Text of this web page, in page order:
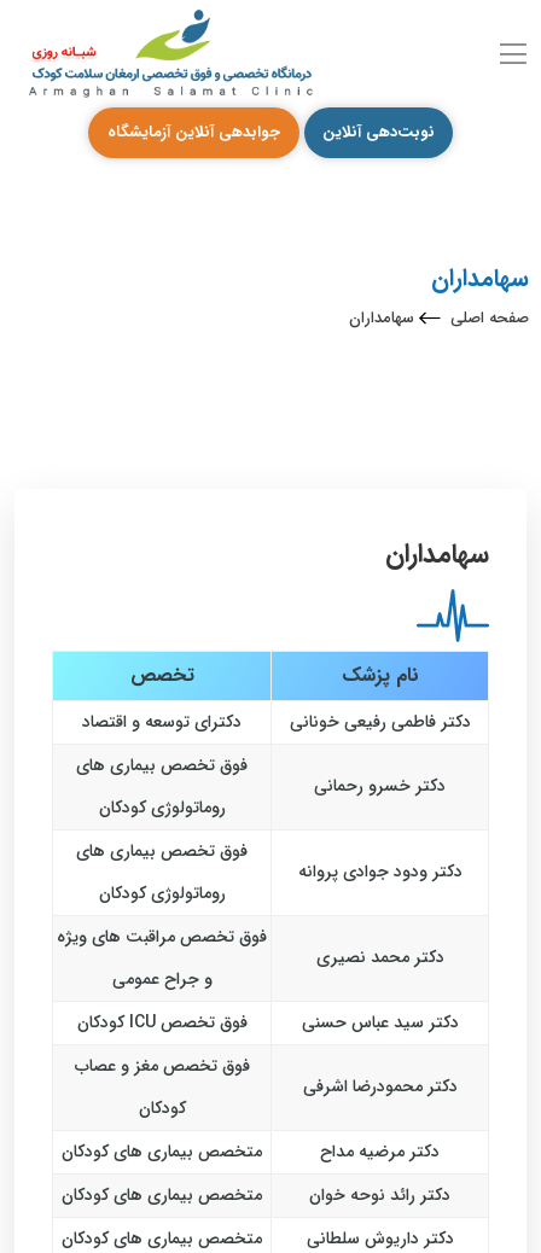
نوبت‌دهی آنلاین جوابدهی آنلاین آزمایشگاه
سهامداران
صفحه اصلی سهامداران
سهامداران
نام پزشک تخصص
دکتر فاطمی رفیعی خونانی دکترای توسعه و اقتصاد
دکتر خسرو رحمانی
فوق تخصص بیماری های
روماتولوژی کودکان
دکتر ودود جوادی پروانه
فوق تخصص بیماری های
روماتولوژی کودکان
دکتر محمد نصیری
فوق تخصص مراقبت های ویژه
و جراح عمومی
دکتر سید عباس حسنی
فوق تخصص ICU کودکان
دکتر محمودرضا اشرفی
فوق تخصص مغز و عصاب
کودکان
دکتر مرضیه مداح
متخصص بیماری های کودکان
دکتر رائد نوحه خوان
متخصص بیماری های کودکان
دکتر داریوش سلطانی
متخصص بیماری های کودکان